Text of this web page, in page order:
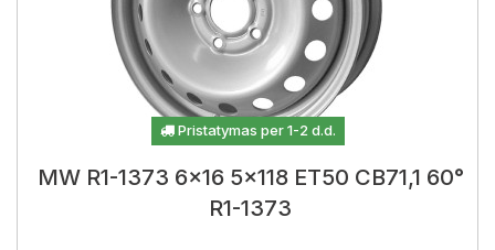
Pristatymas per 1-2 d.d.
MW R1-1373 6x16 5x118 ET50 CB71,1 60°
R1-1373